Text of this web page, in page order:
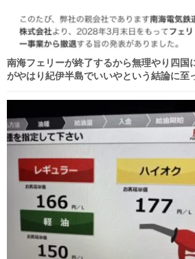
南海フェリーが終了するから無理やり四国
がやはり紀伊半島でいいやという結論に至